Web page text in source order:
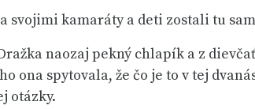
svojimi kamaráty a deti zostali tu
naozaj pekný chlapík a z
ona spytovala, že čo je to v tej
otázky.